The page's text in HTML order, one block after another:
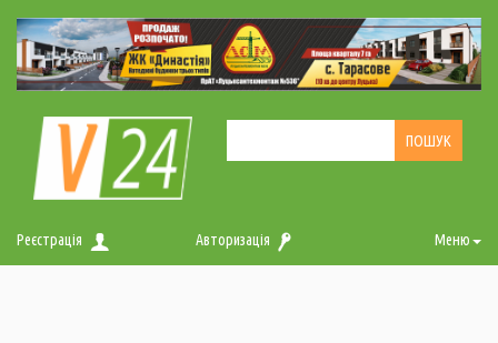
Реєстрація Авторизація Меню